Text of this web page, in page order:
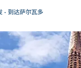
- 到达萨尔瓦多